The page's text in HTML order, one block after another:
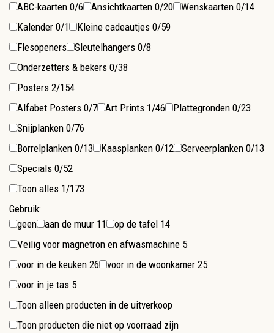
ABC-kaarten 0/6 Ansichtkaarten 0/20 Wenskaarten 0/14
Kalender 0/1 Kleine cadeautjes 0/59
Flesopeners
Sleutelhangers 0/8
Onderzetters & bekers 0/38
Posters 2/154
Alfabet Posters 0/7 Art Prints 1/46 Plattegronden 0/23
Snijplanken 0/76
Borrelplanken 0/13 Kaasplanken 0/12 Serveerplanken 0/13
Specials 0/52
Toon alles 1/173
Gebruik:
geen
aan de muur 11 op de tafel 14
Veilig voor magnetron en afwasmachine 5
voor in de keuken 26 voor in de woonkamer 25
voor in je tas 5
Toon alleen producten in de uitverkoop
Toon producten die niet op voorraad zijn